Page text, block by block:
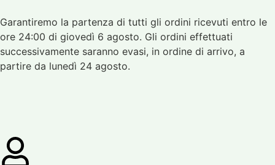
Garantiremo la partenza di tutti gli ordini ricevuti entro le
ore 24:00 di giovedì 6 agosto. Gli ordini effettuati
successivamente saranno evasi, in ordine di arrivo, a
partire da lunedì 24 agosto.